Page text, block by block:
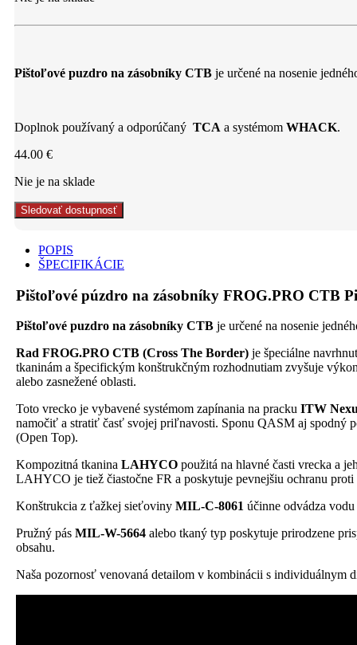
Pištoľové puzdro na zásobníky CTB je určené na nosenie
Doplnok používaný a odporúčaný TCA a systémom WHACK.
44.00 €
Nie je na sklade
Sledovať dostupnosť
POPIS
ŠPECIFIKÁCIE
Pištoľové púzdro na zásobníky FROG.PRO CTB
Pištoľové puzdro na zásobníky CTB je určené na nosenie
Rad FROG.PRO CTB (Cross The Border) je špeciálne
tkaninám a špecifickým konštrukčným rozhodnutiam zvyšuje
alebo zasnežené oblasti.
Toto vrecko je vybavené systémom zapínania na pracku ITW
namočiť a stratiť časť svojej priľnavosti. Sponu QASM aj spodný
(Open Top).
Kompozitná tkanina LAHYCO použitá na hlavné časti vrecka a
LAHYCO je tiež čiastočne FR a poskytuje pevnejšiu ochranu
Konštrukcia z ťažkej sieťoviny MIL-C-8061 účinne odvádza
Pružný pás MIL-W-5664 alebo tkaný typ poskytuje prirodzene
obsahu.
Naša pozornosť venovaná detailom v kombinácii s individuálnym